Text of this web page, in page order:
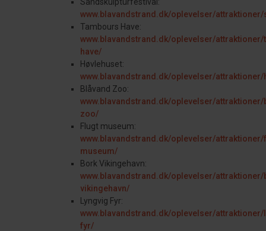
www.blavandstrand.dk/oplevelser/
Tambours Have:
www.blavandstrand.dk/oplevelser/
have/
Høvlehuset:
www.blavandstrand.dk/oplevelser/attraktioner/
Blåvand Zoo:
www.blavandstrand.dk/oplevelser/attraktioner/
zoo/
Flugt museum:
www.blavandstrand.dk/oplevelser/
museum/
Bork Vikingehavn:
www.blavandstrand.dk/oplevelser/
vikingehavn/
Lyngvig Fyr:
www.blavandstrand.dk/oplevelser/
fyr/